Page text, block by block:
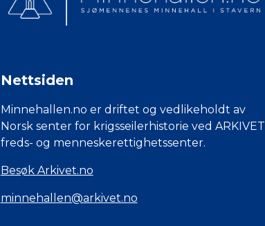
Nettsiden
Minnehallen.no er driftet og vedlikeholdt av
Norsk senter for krigsseilerhistorie ved ARKIVET
freds- og menneskerettighetssenter.
Besøk Arkivet.no
minnehallen@arkivet.no